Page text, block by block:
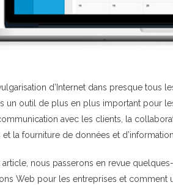
d’Internet dans presque tous
un outil de plus en plus important pour
avec les clients, la
la fourniture de données et
article, nous passerons en revue
Web pour les entreprises et comment